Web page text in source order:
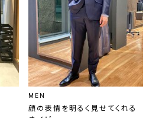
MEN
顔の表情を明るく見せてくれる